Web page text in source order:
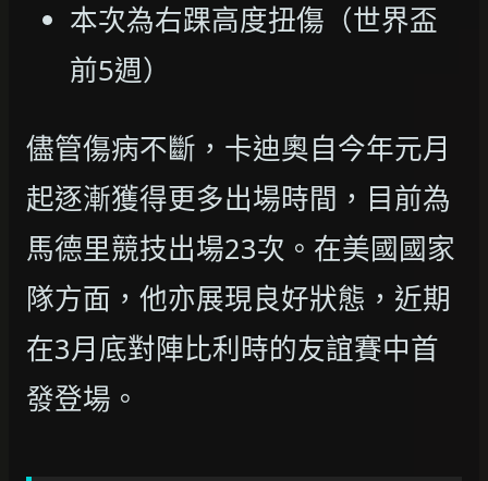
本次為右踝高度扭傷（世界盃
前5週）
儘管傷病不斷，卡迪奧自今年元月
起逐漸獲得更多出場時間，目前為
馬德里競技出場23次。在美國國家
隊方面，他亦展現良好狀態，近期
在3月底對陣比利時的友誼賽中首
發登場。